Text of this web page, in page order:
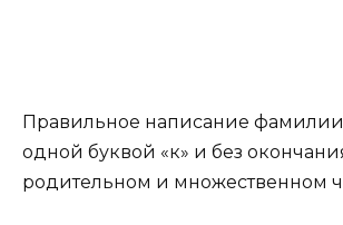
Правильное написание
одной буквой «к» и без
родительном и множественном